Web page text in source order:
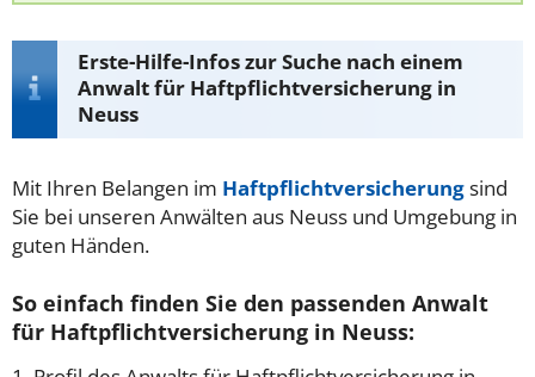
Erste-Hilfe-Infos zur Suche nach einem
Anwalt für Haftpflichtversicherung in
Neuss
Mit Ihren Belangen im Haftpflichtversicherungsind
Sie bei unseren Anwälten aus Neuss und Umgebung in
guten Händen.
So einfach finden Sie den passenden Anwalt
für Haftpflichtversicherung in Neuss: